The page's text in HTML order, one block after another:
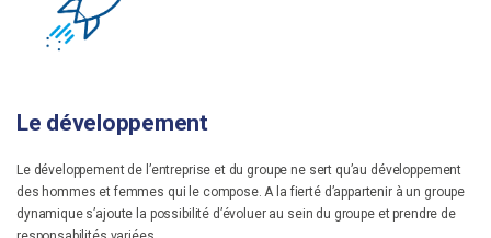
Le développement
Le développement de l’entreprise et du groupe ne sert qu’au développement
des hommes et femmes qui le compose. A la fierté d’appartenir à un groupe
dynamique s’ajoute la possibilité d’évoluer au sein du groupe et prendre de